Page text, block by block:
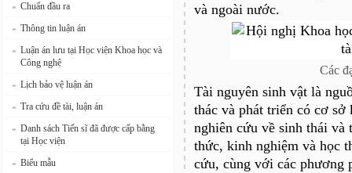
» Chuẩn đầu ra
» Thông tin luận án
» Luận án lưu tại Học viện Khoa học và
Công nghệ
» Lịch bảo vệ luận án
» Tra cứu đề tài, luận án
» Danh sách Tiến sĩ đã được cấp bằng
tại Học viện
» Biểu mẫu
và ngoài nước.
Các
Tài nguyên sinh vật là
thác và phát triển có cơ
nghiên cứu về sinh thái
thức, kinh nghiệm và học
cứu, cùng với các phương